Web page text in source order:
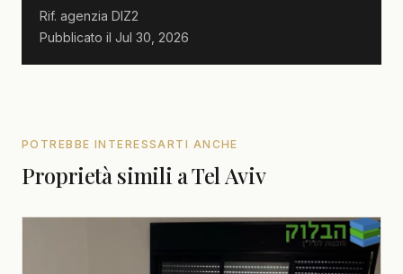
Rif. agenzia DIZ2
Pubblicato il Jul 30, 2026
POTREBBE INTERESSARTI ANCHE
Proprietà simili a Tel Aviv